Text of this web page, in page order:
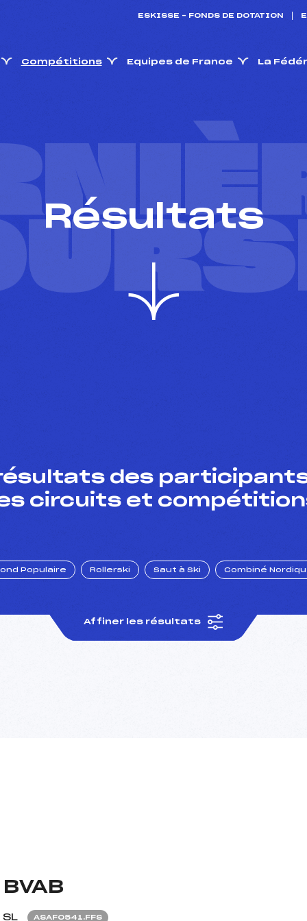
ESKISSE – FONDS DE DOTATION
Compétitions Equipes de France La
Résultats
des participants
circuits et
Populaire Rollerski Saut à Ski Combiné
Affiner les résultats
SL ASAF0541.FFS